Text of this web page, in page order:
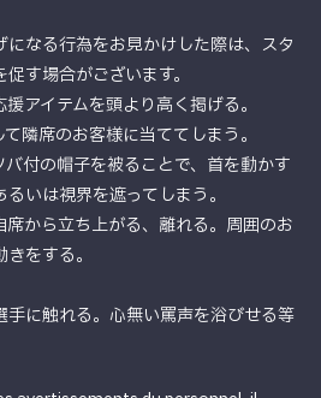
なる行為をお見かけした際は、スタ
す場合がございます。
アイテムを頭より高く掲げる。
隣席のお客様に当ててしまう。
バ付の帽子を被ることで、首を動かす
いは視界を遮ってしまう。
席から立ち上がる、離れる。周囲のお
をする。
手に触れる。心無い罵声を浴びせる等